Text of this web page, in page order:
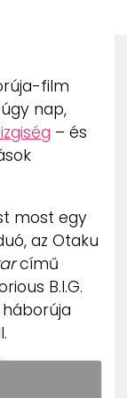
film
nap,
– és
most egy
az Otaku
című
B.I.G.